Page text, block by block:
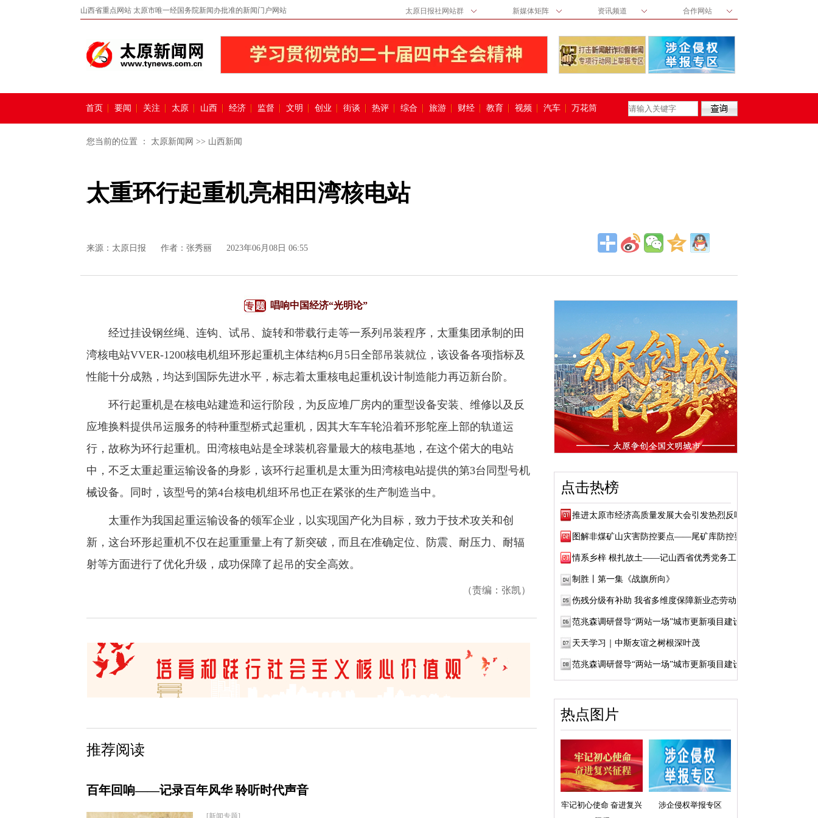
山西省重点网站 太原市唯一经国务院新闻办批准的新闻门户网站 太原日报社网站群 新媒体矩阵 资讯频道 合作网站
首页 要闻 关注 太原 山西 经济 监督 文明 创业 街谈 热评 综合 旅游 财经 教育 视频 汽车 万花筒
您当前的位置 ： 太原新闻网 >> 山西新闻
太重环行起重机亮相田湾核电站
来源： 太原日报 作者：张秀丽 2023年06月08日 06:55
唱响中国经济“光明论”
经过挂设钢丝绳、连钩、试吊、旋转和带载行走等一系列吊装程序，太重集团承制的田
湾核电站VVER-1200核电机组环形起重机主体结构6月5日全部吊装就位，该设备各项指标及
性能十分成熟，均达到国际先进水平，标志着太重核电起重机设计制造能力再迈新台阶。
环行起重机是在核电站建造和运行阶段，为反应堆厂房内的重型设备安装、维修以及反
应堆换料提供吊运服务的特种重型桥式起重机，因其大车车轮沿着环形鸵座上部的轨道运
行，故称为环行起重机。田湾核电站是全球装机容量最大的核电基地，在这个偌大的电站
中，不乏太重起重运输设备的身影，该环行起重机是太重为田湾核电站提供的第3台同型号机
械设备。同时，该型号的第4台核电机组环吊也正在紧张的生产制造当中。
太重作为我国起重运输设备的领军企业，以实现国产化为目标，致力于技术攻关和创
新，这台环形起重机不仅在起重重量上有了新突破，而且在准确定位、防震、耐压力、耐辐
射等方面进行了优化升级，成功保障了起吊的安全高效。
（责编：张凯）
推荐阅读
百年回响——记录百年风华 聆听时代声音
[新闻专题]
点击热榜
推进太原市经济高质量发展大会引发热烈反响
图解非煤矿山灾害防控要点——尾矿库防控要点
情系乡梓 根扎故土——记山西省优秀党务工作...
制胜丨第一集《战旗所向》
伤残分级有补助 我省多维度保障新业态劳动者...
范兆森调研督导“两站一场”城市更新项目建设
天天学习｜中斯友谊之树根深叶茂
范兆森调研督导“两站一场”城市更新项目建设
热点图片
牢记初心使命 奋进复兴
涉企侵权举报专区